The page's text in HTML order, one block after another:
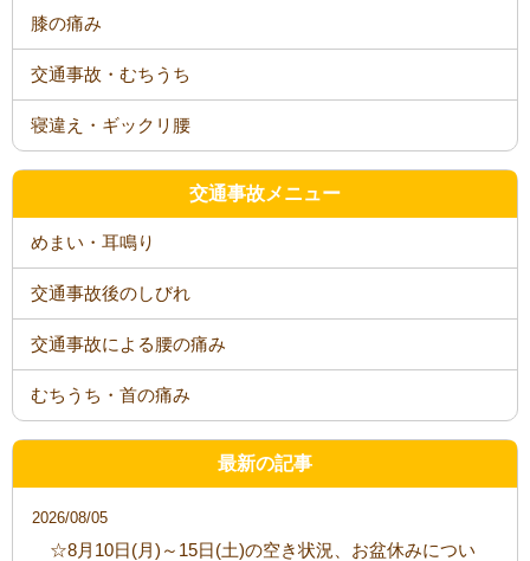
膝の痛み
交通事故・むちうち
寝違え・ギックリ腰
交通事故メニュー
めまい・耳鳴り
交通事故後のしびれ
交通事故による腰の痛み
むちうち・首の痛み
最新の記事
☆8月10日(月)～15日(土)の空き状況、お盆休みについ
2026/08/05